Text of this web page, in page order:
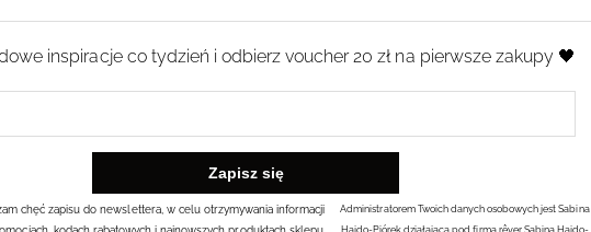
inspiracje co tydzień i odbierz voucher 20 zł na pierwsze zakupy 🖤
chęć zapisu do newslettera, w celu otrzymywania informacji
Administratorem Twoich danych osobowych jest Sabina
Hajdo-Piórek działająca pod firmą rêver Sabina Hajdo-